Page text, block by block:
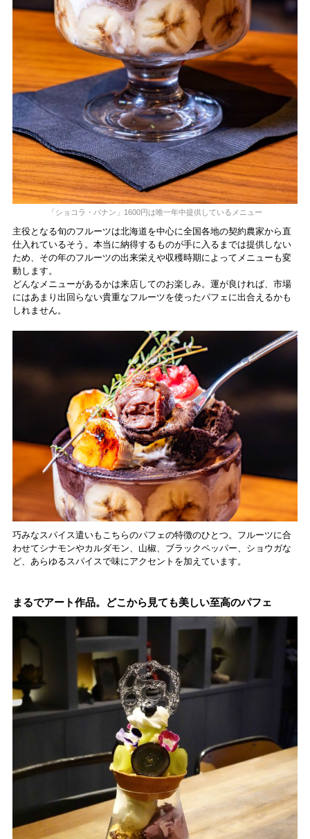
「ショコラ・バナン」1600円は唯一年中提供しているメニュー
主役となる旬のフルーツは北海道を中心に全国各地の契約農家から直
仕入れているそう。本当に納得するものが手に入るまでは提供しない
ため、その年のフルーツの出来栄えや収穫時期によってメニューも変
動します。
どんなメニューがあるかは来店してのお楽しみ。運が良ければ、市場
にはあまり出回らない貴重なフルーツを使ったパフェに出合えるかも
しれません。
巧みなスパイス遣いもこちらのパフェの特徴のひとつ。フルーツに合
わせてシナモンやカルダモン、山椒、ブラックペッパー、ショウガな
ど、あらゆるスパイスで味にアクセントを加えています。
まるでアート作品。どこから見ても美しい至高のパフェ